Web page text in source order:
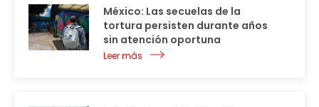
México: Las secuelas de la
tortura persisten durante años
sin atención oportuna
Leer más